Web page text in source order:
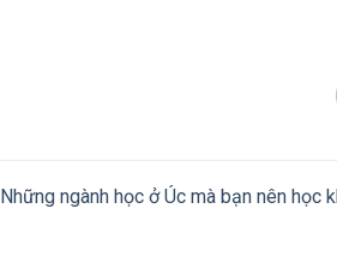
Những ngành học ở Úc mà bạn nên học